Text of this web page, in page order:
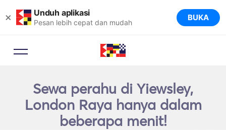
× Unduh aplikasi
Pesan lebih cepat dan mudah BUKA
Sewa perahu di Yiewsley,
London Raya hanya dalam
beberapa menit!